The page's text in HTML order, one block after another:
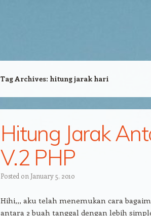
Tag Archives: hitung jarak hari
Hitung Jarak
V.2 PHP
Posted on January 5, 2010
Hihi,,, aku telah menemukan cara
antara 2 buah tanggal dengan lebih